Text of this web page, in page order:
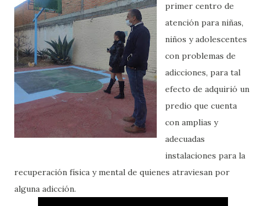
primer centro de
atención para niñas,
niños y adolescentes
con problemas de
adicciones, para tal
efecto de adquirió un
predio que cuenta
con amplias y
adecuadas
instalaciones para la
recuperación física y mental de quienes atraviesan por
alguna adicción.